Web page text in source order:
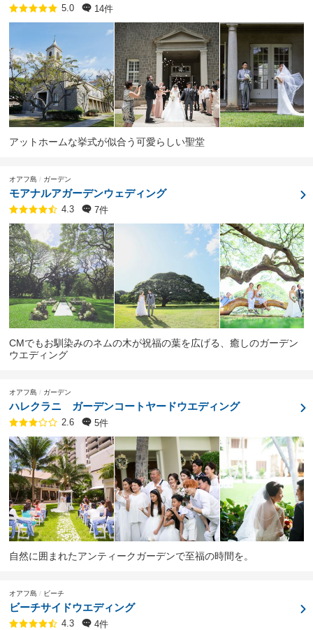
5.0 14件
アットホームな挙式が似合う可愛らしい聖堂
オアフ島 ガーデン
モアナルアガーデンウェディング
4.3 7件
CMでもお馴染みのネムの木が祝福の葉を広げる、癒しのガーデン
ウエディング
オアフ島 ガーデン
ハレクラニ ガーデンコートヤードウエディング
2.6 5件
自然に囲まれたアンティークガーデンで至福の時間を。
オアフ島 ビーチ
ビーチサイドウエディング
4.3 4件